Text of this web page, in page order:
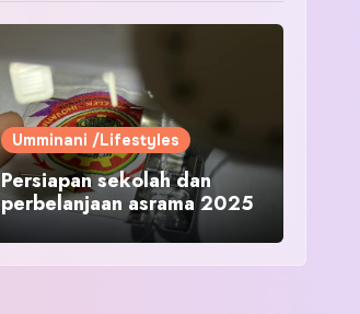
Umminani /Lifestyles
Persiapan sekolah dan
perbelanjaan asrama 2025